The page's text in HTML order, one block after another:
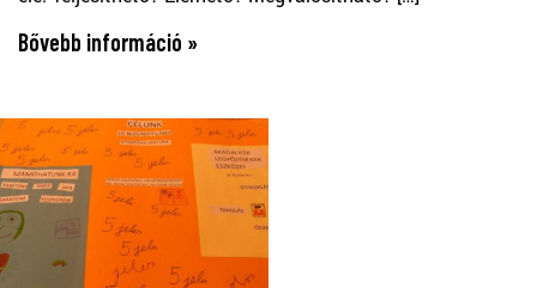
Bővebb információ »